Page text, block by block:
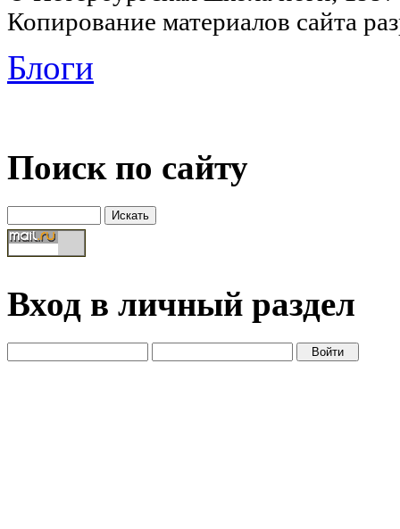
Копирование материалов сайта
Блоги
Поиск по сайту
Вход в личный раздел